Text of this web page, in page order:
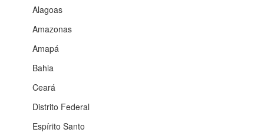
Alagoas
Amazonas
Amapá
Bahia
Ceará
Distrito Federal
Espírito Santo